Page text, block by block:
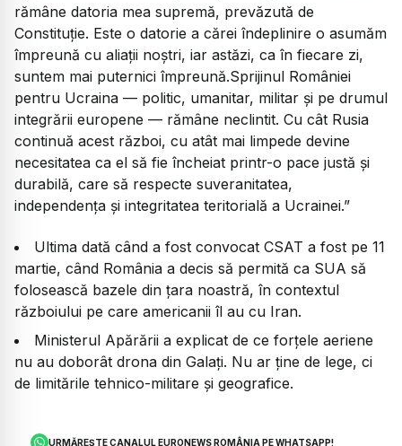
rămâne datoria mea supremă, prevăzută de
Constituție. Este o datorie a cărei îndeplinire o asumăm
împreună cu aliații noștri, iar astăzi, ca în fiecare zi,
suntem mai puternici împreună.Sprijinul României
pentru Ucraina — politic, umanitar, militar și pe drumul
integrării europene — rămâne neclintit. Cu cât Rusia
continuă acest război, cu atât mai limpede devine
necesitatea ca el să fie încheiat printr-o pace justă și
durabilă, care să respecte suveranitatea,
independența și integritatea teritorială a Ucrainei.”
Ultima dată când a fost convocat CSAT a fost pe 11
martie, când România a decis să permită ca SUA să
folosească bazele din țara noastră, în contextul
războiului pe care americanii îl au cu Iran.
Ministerul Apărării a explicat de ce forțele aeriene
nu au doborât drona din Galați. Nu ar ține de lege, ci
de limitările tehnico-militare și geografice.
URMĂREȘTE CANALUL EURONEWS ROMÂNIA PE WHATSAPP!